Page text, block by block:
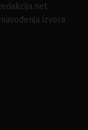
izvora